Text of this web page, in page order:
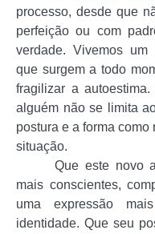
processo, desde que
perfeição ou com
verdade. Vivemos um
que surgem a todo
fragilizar a
alguém não se limita
postura e a forma
situação.
Que este novo
mais conscientes,
uma expressão
identidade. Que seu